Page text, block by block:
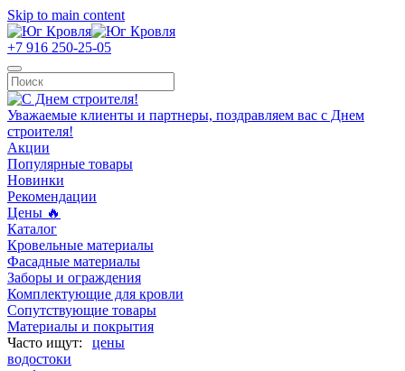
Skip to main content
+7 916 250-25-05
Уважаемые клиенты и партнеры, поздравляем вас с Днем
строителя!
Акции
Популярные товары
Новинки
Рекомендации
Цены 🔥
Каталог
Кровельные материалы
Фасадные материалы
Заборы и ограждения
Комплектующие для кровли
Сопутствующие товары
Материалы и покрытия
цены
водостоки